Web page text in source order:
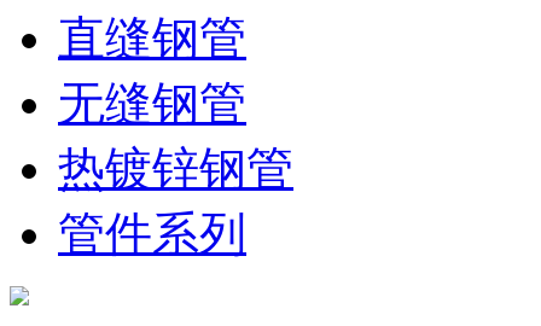
直缝钢管
无缝钢管
热镀锌钢管
管件系列